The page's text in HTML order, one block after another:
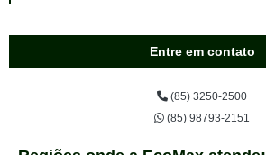
Entre em contato
(85) 3250-2500
(85) 98793-2151